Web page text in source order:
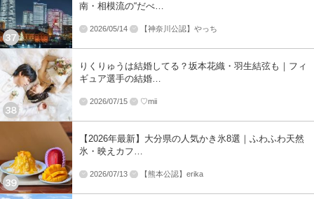
南・相模流の“だべ…
2026/05/14 【神奈川公認】やっち
りくりゅうは結婚してる？坂本花織・羽生結弦も｜フィ
ギュア選手の結婚…
2026/07/15 ♡mii
【2026年最新】大分県の人気かき氷8選｜ふわふわ天然
氷・映えカフ…
2026/07/13 【熊本公認】erika